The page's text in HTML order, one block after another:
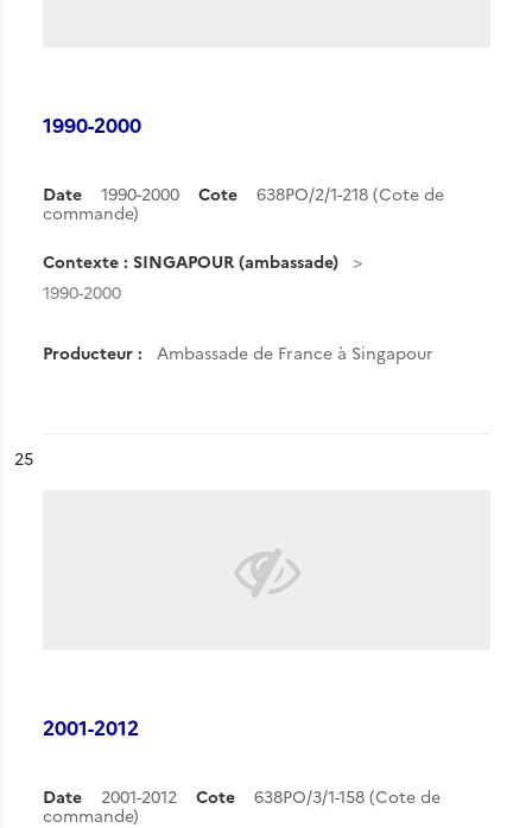
1990-2000
Date 1990-2000 Cote
638PO/2/1-218 (Cote de
commande)
Contexte : SINGAPOUR (ambassade)
1990-2000
Producteur : Ambassade de France à Singapour
n°
25
2001-2012
Date 2001-2012 Cote
638PO/3/1-158 (Cote de
commande)